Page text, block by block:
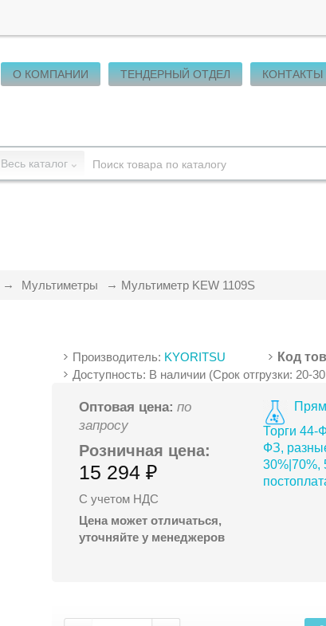
О КОМПАНИИ ТЕНДЕРНЫЙ ОТДЕЛ КОНТАКТЫ
Весь каталог
Мультиметры Мультиметр KEW 1109S
Производитель: KYORITSU Код
Доступность: В наличии (Срок отгрузки: 20-
Оптовая цена: по
запросу
Розничная цена:
15 294 ₽
С учетом НДС
Цена может отличаться,
уточняйте у менеджеров
Торги 44-
ФЗ,
30%|70%,